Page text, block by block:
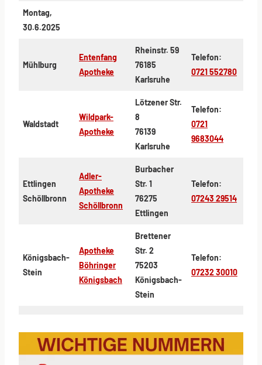
Montag,
30.6.2025
Mühlburg
Entenfang
Apotheke
Rheinstr. 59
76185
Karlsruhe
Telefon:
0721 552780
Waldstadt
Wildpark-
Apotheke
Lötzener Str.
8
76139
Karlsruhe
Telefon:
0721
9683044
Ettlingen
Schöllbronn
Adler-
Apotheke
Schöllbronn
Burbacher
Str. 1
76275
Ettlingen
Telefon:
07243 29514
Königsbach-
Stein
Apotheke
Böhringer
Königsbach
Brettener
Str. 2
75203
Königsbach-
Stein
Telefon:
07232 30010